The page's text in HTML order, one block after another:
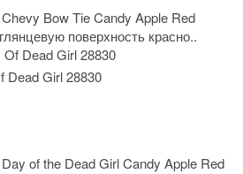
Bow Tie Candy Apple Red
поверхность красно..
Dead Girl 28830
of the Dead Girl Candy Apple Red